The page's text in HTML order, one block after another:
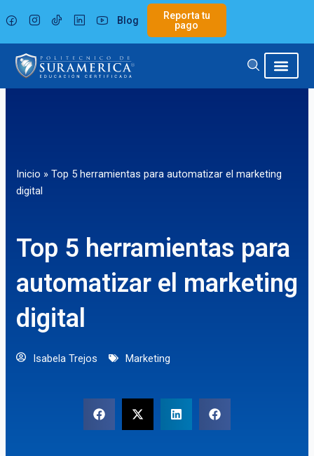
al
contenido
Blog
Reporta tu
pago
Inicio » Top 5 herramientas para automatizar el marketing
digital
Top 5 herramientas para
automatizar el marketing
digital
Isabela Trejos Marketing